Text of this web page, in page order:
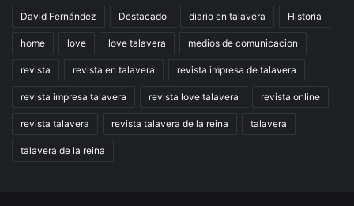
David Fernández Destacado diario en talavera Historia
home love love talavera medios de comunicacion
revista revista en talavera revista impresa de talavera
revista impresa talavera revista love talavera revista online
revista talavera revista talavera de la reina talavera
talavera de la reina